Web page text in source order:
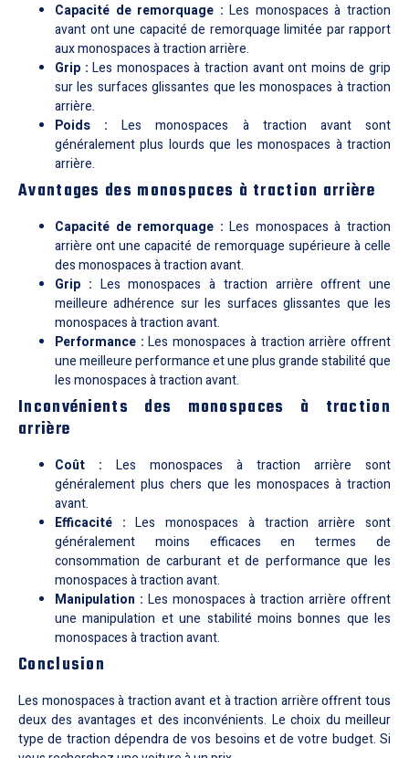
Capacité de remorquage : Les monospaces à traction
avant ont une capacité de remorquage limitée par rapport
aux monospaces à traction arrière.
Grip : Les monospaces à traction avant ont moins de grip
sur les surfaces glissantes que les monospaces à traction
arrière.
Poids : Les monospaces à traction avant sont
généralement plus lourds que les monospaces à traction
arrière.
Avantages des monospaces à traction arrière
Capacité de remorquage : Les monospaces à traction
arrière ont une capacité de remorquage supérieure à celle
des monospaces à traction avant.
Grip : Les monospaces à traction arrière offrent une
meilleure adhérence sur les surfaces glissantes que les
monospaces à traction avant.
Performance : Les monospaces à traction arrière offrent
une meilleure performance et une plus grande stabilité que
les monospaces à traction avant.
Inconvénients des monospaces à traction
arrière
Coût : Les monospaces à traction arrière sont
généralement plus chers que les monospaces à traction
avant.
Efficacité : Les monospaces à traction arrière sont
généralement moins efficaces en termes de
consommation de carburant et de performance que les
monospaces à traction avant.
Manipulation : Les monospaces à traction arrière offrent
une manipulation et une stabilité moins bonnes que les
monospaces à traction avant.
Conclusion
Les monospaces à traction avant et à traction arrière offrent tous
deux des avantages et des inconvénients. Le choix du meilleur
type de traction dépendra de vos besoins et de votre budget. Si